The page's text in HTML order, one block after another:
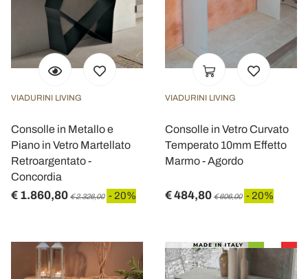
VIADURINI LIVING
Consolle in Metallo e
Piano in Vetro Martellato
Retroargentato -
Concordia
€ 1.860,80 € 2.326,00 - 20%
VIADURINI LIVING
Consolle in Vetro Curvato
Temperato 10mm Effetto
Marmo - Agordo
€ 484,80 € 606,00 - 20%